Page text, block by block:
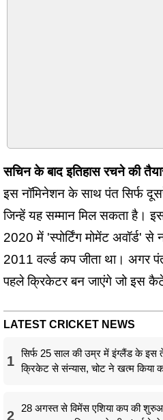
सचिन के बाद इतिहास रचने की
इस नॉमिनेशन के साथ पंत सिर्फ
जिन्हें यह सम्मान मिल सकता है।
2020 में 'स्पोर्टिंग मोमेंट अवॉर्ड' से
2011 वर्ल्ड कप जीता था। अगर
पहले क्रिकेटर बन जाएंगे जो इस
LATEST CRICKET NEWS
1
सिर्फ 25 साल की उम्र में इंग्लैंड के इस
क्रिकेट से संन्यास, चोट ने खत्म किया
2
28 अगस्त से विमेंस एशिया कप की